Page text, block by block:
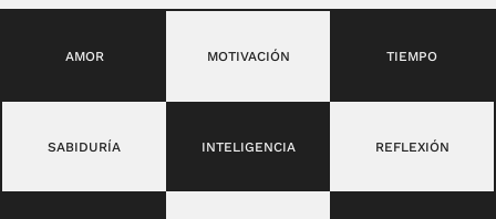
AMOR MOTIVACIÓN TIEMPO
SABIDURÍA INTELIGENCIA REFLEXIÓN